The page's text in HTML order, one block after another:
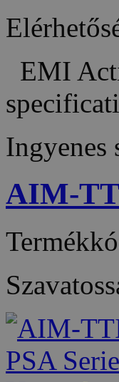
EMI
Ingyenes
AIM-